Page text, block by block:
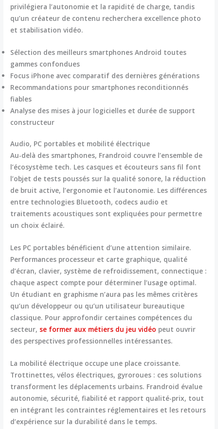
privilégiera l’autonomie et la rapidité de charge, tandis
qu’un créateur de contenu recherchera excellence photo
et stabilisation vidéo.
Sélection des meilleurs smartphones Android toutes
gammes confondues
Focus iPhone avec comparatif des dernières générations
Recommandations pour smartphones reconditionnés
fiables
Analyse des mises à jour logicielles et durée de support
constructeur
Audio, PC portables et mobilité électrique
Au-delà des smartphones, Frandroid couvre l’ensemble de
l’écosystème tech. Les casques et écouteurs sans fil font
l’objet de tests poussés sur la qualité sonore, la réduction
de bruit active, l’ergonomie et l’autonomie. Les différences
entre technologies Bluetooth, codecs audio et
traitements acoustiques sont expliquées pour permettre
un choix éclairé.
Les PC portables bénéficient d’une attention similaire.
Performances processeur et carte graphique, qualité
d’écran, clavier, système de refroidissement, connectique :
chaque aspect compte pour déterminer l’usage optimal.
Un étudiant en graphisme n’aura pas les mêmes critères
qu’un développeur ou qu’un utilisateur bureautique
classique. Pour approfondir certaines compétences du
secteur, se former aux métiers du jeu vidéo peut ouvrir
des perspectives professionnelles intéressantes.
La mobilité électrique occupe une place croissante.
Trottinettes, vélos électriques, gyroroues : ces solutions
transforment les déplacements urbains. Frandroid évalue
autonomie, sécurité, fiabilité et rapport qualité-prix, tout
en intégrant les contraintes réglementaires et les retours
d’expérience sur la durabilité dans le temps.